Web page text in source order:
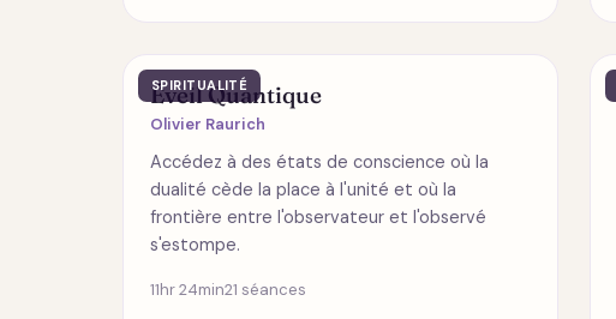
SPIRITUALITÉ
Éveil Quantique
Olivier Raurich
Accédez à des états de conscience où la
dualité cède la place à l'unité et où la
frontière entre l'observateur et l'observé
s'estompe.
11hr 24min21 séances